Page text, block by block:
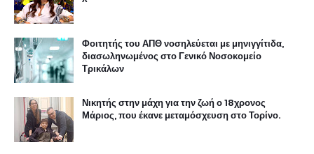
Φοιτητής του ΑΠΘ νοσηλεύεται με μηνιγγίτιδα,
διασωληνωμένος στο Γενικό Νοσοκομείο
Τρικάλων
Νικητής στην μάχη για την ζωή ο 18χρονος
Μάριος, που έκανε μεταμόσχευση στο Τορίνο.